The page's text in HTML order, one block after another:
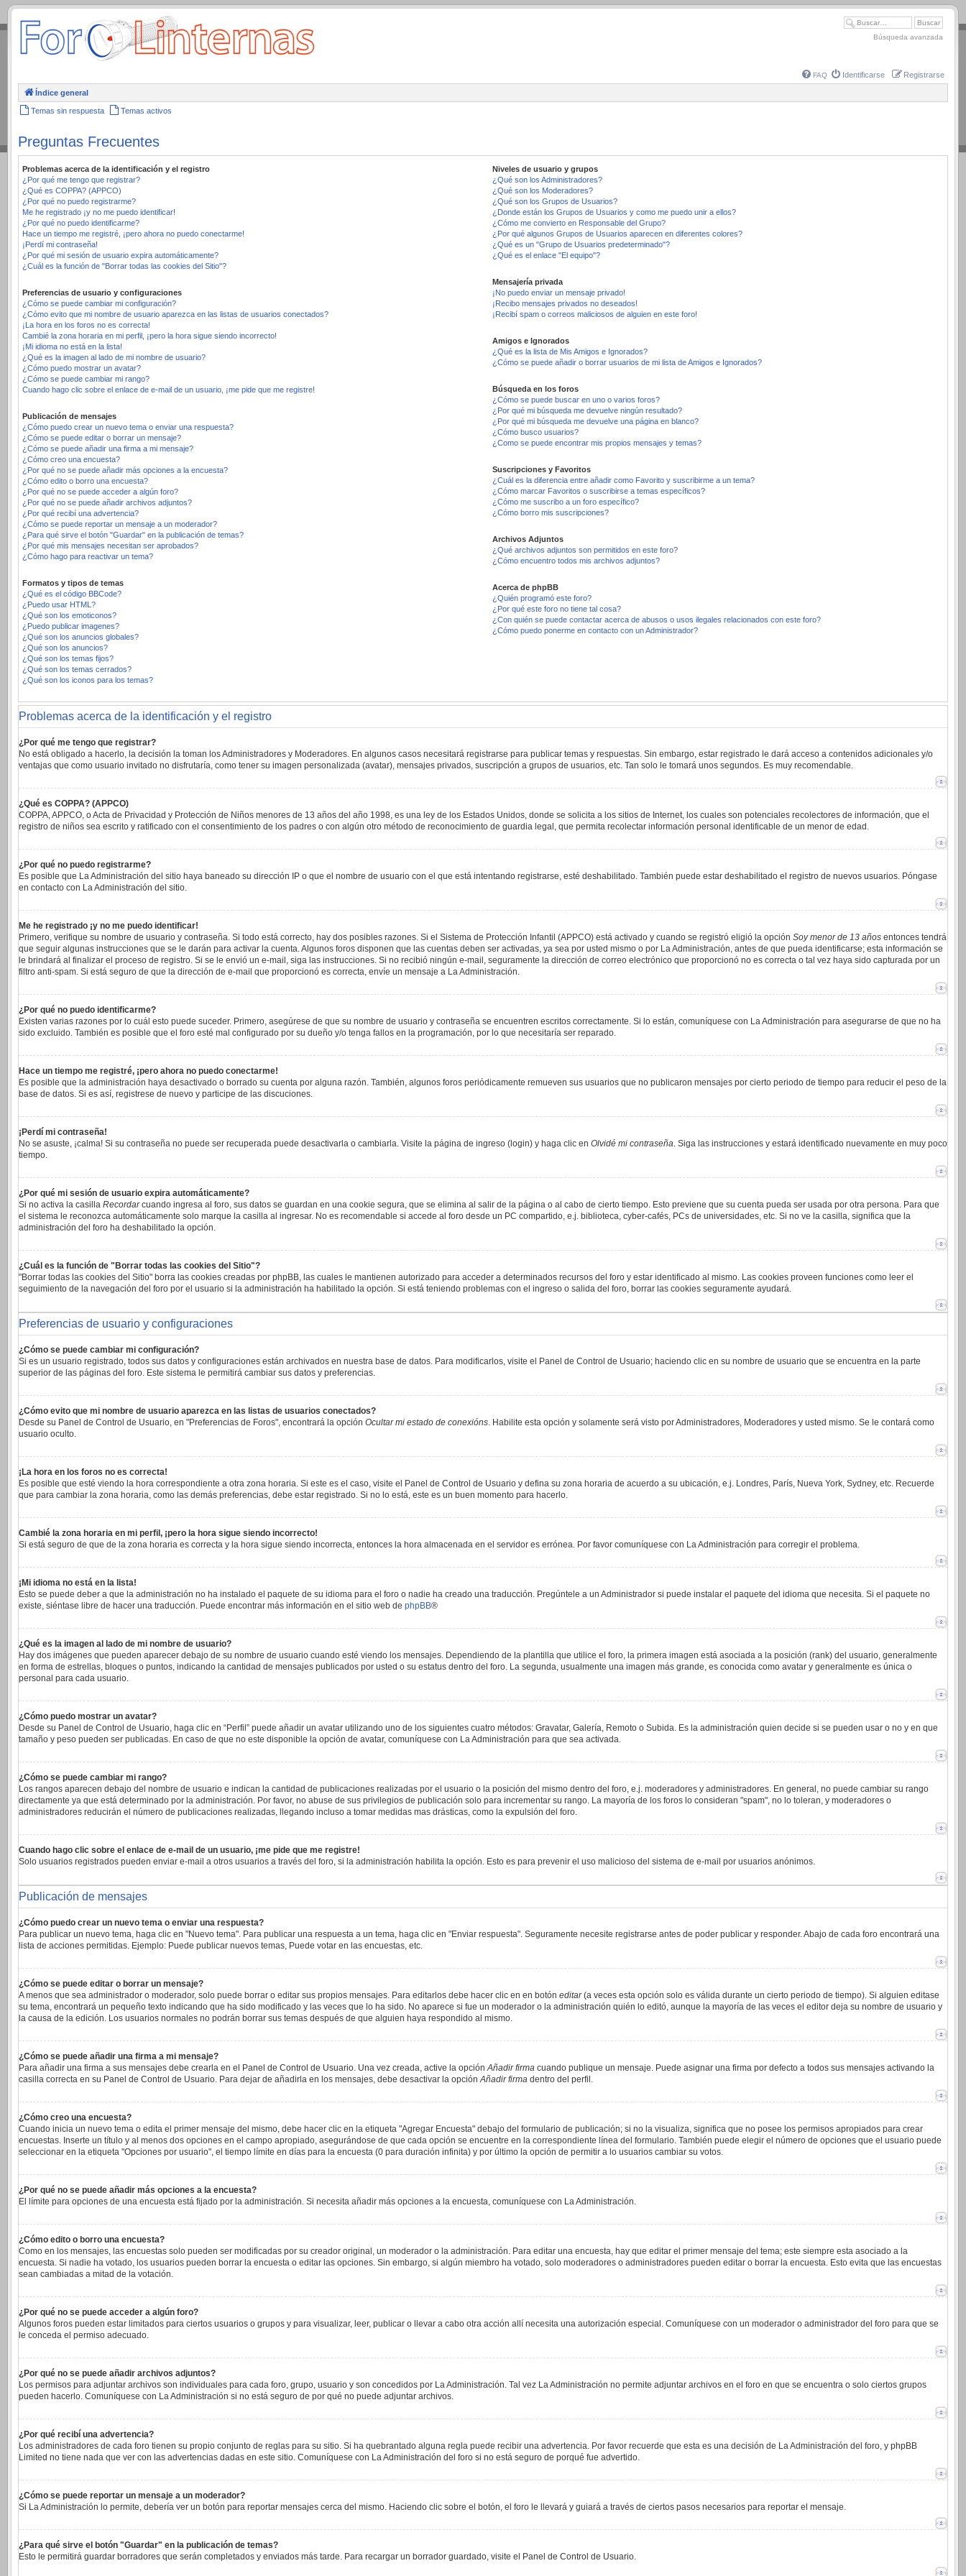
.
Búsqueda avanzada
FAQ Identificarse Registrarse
Índice general
Temas sin respuesta Temas activos
Preguntas Frecuentes
Problemas acerca de la identificación y el registro
¿Por qué me tengo que registrar?
¿Qué es COPPA? (APPCO)
¿Por qué no puedo registrarme?
Me he registrado ¡y no me puedo identificar!
¿Por qué no puedo identificarme?
Hace un tiempo me registré, ¡pero ahora no puedo conectarme!
¡Perdí mi contraseña!
¿Por qué mi sesión de usuario expira automáticamente?
¿Cuál es la función de "Borrar todas las cookies del Sitio"?
Preferencias de usuario y configuraciones
¿Cómo se puede cambiar mi configuración?
¿Cómo evito que mi nombre de usuario aparezca en las listas de usuarios conectados?
¡La hora en los foros no es correcta!
Cambié la zona horaria en mi perfil, ¡pero la hora sigue siendo incorrecto!
¡Mi idioma no está en la lista!
¿Qué es la imagen al lado de mi nombre de usuario?
¿Cómo puedo mostrar un avatar?
¿Cómo se puede cambiar mi rango?
Cuando hago clic sobre el enlace de e-mail de un usuario, ¡me pide que me registre!
Publicación de mensajes
¿Cómo puedo crear un nuevo tema o enviar una respuesta?
¿Cómo se puede editar o borrar un mensaje?
¿Cómo se puede añadir una firma a mi mensaje?
¿Cómo creo una encuesta?
¿Por qué no se puede añadir más opciones a la encuesta?
¿Cómo edito o borro una encuesta?
¿Por qué no se puede acceder a algún foro?
¿Por qué no se puede añadir archivos adjuntos?
¿Por qué recibí una advertencia?
¿Cómo se puede reportar un mensaje a un moderador?
¿Para qué sirve el botón "Guardar" en la publicación de temas?
¿Por qué mis mensajes necesitan ser aprobados?
¿Cómo hago para reactivar un tema?
Formatos y tipos de temas
¿Qué es el código BBCode?
¿Puedo usar HTML?
¿Qué son los emoticonos?
¿Puedo publicar imagenes?
¿Qué son los anuncios globales?
¿Qué son los anuncios?
¿Qué son los temas fijos?
¿Qué son los temas cerrados?
¿Qué son los iconos para los temas?
Niveles de usuario y grupos
¿Qué son los Administradores?
¿Qué son los Moderadores?
¿Qué son los Grupos de Usuarios?
¿Donde están los Grupos de Usuarios y como me puedo unir a ellos?
¿Cómo me convierto en Responsable del Grupo?
¿Por qué algunos Grupos de Usuarios aparecen en diferentes colores?
¿Qué es un "Grupo de Usuarios predeterminado"?
¿Qué es el enlace "El equipo"?
Mensajería privada
¡No puedo enviar un mensaje privado!
¡Recibo mensajes privados no deseados!
¡Recibí spam o correos maliciosos de alguien en este foro!
Amigos e Ignorados
¿Qué es la lista de Mis Amigos e Ignorados?
¿Cómo se puede añadir o borrar usuarios de mi lista de Amigos e Ignorados?
Búsqueda en los foros
¿Cómo se puede buscar en uno o varios foros?
¿Por qué mi búsqueda me devuelve ningún resultado?
¿Por qué mi búsqueda me devuelve una página en blanco?
¿Cómo busco usuarios?
¿Como se puede encontrar mis propios mensajes y temas?
Suscripciones y Favoritos
¿Cuál es la diferencia entre añadir como Favorito y suscribirme a un tema?
¿Cómo marcar Favoritos o suscribirse a temas específicos?
¿Cómo me suscribo a un foro específico?
¿Cómo borro mis suscripciones?
Archivos Adjuntos
¿Qué archivos adjuntos son permitidos en este foro?
¿Cómo encuentro todos mis archivos adjuntos?
Acerca de phpBB
¿Quién programó este foro?
¿Por qué este foro no tiene tal cosa?
¿Con quién se puede contactar acerca de abusos o usos ilegales relacionados con este foro?
¿Cómo puedo ponerme en contacto con un Administrador?
Problemas acerca de la identificación y el registro
¿Por qué me tengo que registrar?
No está obligado a hacerlo, la decisión la toman los Administradores y Moderadores. En algunos casos necesitará registrarse para publicar temas y respuestas. Sin embargo, estar registrado le dará acceso a contenidos adicionales y/o
ventajas que como usuario invitado no disfrutaría, como tener su imagen personalizada (avatar), mensajes privados, suscripción a grupos de usuarios, etc. Tan solo le tomará unos segundos. Es muy recomendable.
¿Qué es COPPA? (APPCO)
COPPA, APPCO, o Acta de Privacidad y Protección de Niños menores de 13 años del año 1998, es una ley de los Estados Unidos, donde se solicita a los sitios de Internet, los cuales son potenciales recolectores de información, que el
registro de niños sea escrito y ratificado con el consentimiento de los padres o con algún otro método de reconocimiento de guardia legal, que permita recolectar información personal identificable de un menor de edad.
¿Por qué no puedo registrarme?
Es posible que La Administración del sitio haya baneado su dirección IP o que el nombre de usuario con el que está intentando registrarse, esté deshabilitado. También puede estar deshabilitado el registro de nuevos usuarios. Póngase
en contacto con La Administración del sitio.
Me he registrado ¡y no me puedo identificar!
Primero, verifique su nombre de usuario y contraseña. Si todo está correcto, hay dos posibles razones. Si el Sistema de Protección Infantil (APPCO) está activado y cuando se registró eligió la opción Soy menor de 13 años entonces tendrá
que seguir algunas instrucciones que se le darán para activar la cuenta. Algunos foros disponen que las cuentas deben ser activadas, ya sea por usted mismo o por La Administración, antes de que pueda identificarse; esta información se
le brindará al finalizar el proceso de registro. Si se le envió un e-mail, siga las instrucciones. Si no recibió ningún e-mail, seguramente la dirección de correo electrónico que proporcionó no es correcta o tal vez haya sido capturada por un
filtro anti-spam. Si está seguro de que la dirección de e-mail que proporcionó es correcta, envíe un mensaje a La Administración.
¿Por qué no puedo identificarme?
Existen varias razones por lo cuál esto puede suceder. Primero, asegúrese de que su nombre de usuario y contraseña se encuentren escritos correctamente. Si lo están, comuníquese con La Administración para asegurarse de que no ha
sido excluido. También es posible que el foro esté mal configurado por su dueño y/o tenga fallos en la programación, por lo que necesitaría ser reparado.
Hace un tiempo me registré, ¡pero ahora no puedo conectarme!
Es posible que la administración haya desactivado o borrado su cuenta por alguna razón. También, algunos foros periódicamente remueven sus usuarios que no publicaron mensajes por cierto periodo de tiempo para reducir el peso de la
base de datos. Si es así, registrese de nuevo y participe de las discuciones.
¡Perdí mi contraseña!
No se asuste, ¡calma! Si su contraseña no puede ser recuperada puede desactivarla o cambiarla. Visite la página de ingreso (login) y haga clic en Olvidé mi contraseña. Siga las instrucciones y estará identificado nuevamente en muy poco
tiempo.
¿Por qué mi sesión de usuario expira automáticamente?
Si no activa la casilla Recordarcuando ingresa al foro, sus datos se guardan en una cookie segura, que se elimina al salir de la página o al cabo de cierto tiempo. Esto previene que su cuenta pueda ser usada por otra persona. Para que
el sistema le reconozca automáticamente solo marque la casilla al ingresar. No es recomendable si accede al foro desde un PC compartido, e.j. biblioteca, cyber-cafés, PCs de universidades, etc. Si no ve la casilla, significa que la
administración del foro ha deshabilitado la opción.
¿Cuál es la función de "Borrar todas las cookies del Sitio"?
"Borrar todas las cookies del Sitio" borra las cookies creadas por phpBB, las cuales le mantienen autorizado para acceder a determinados recursos del foro y estar identificado al mismo. Las cookies proveen funciones como leer el
seguimiento de la navegación del foro por el usuario si la administración ha habilitado la opción. Si está teniendo problemas con el ingreso o salida del foro, borrar las cookies seguramente ayudará.
Preferencias de usuario y configuraciones
¿Cómo se puede cambiar mi configuración?
Si es un usuario registrado, todos sus datos y configuraciones están archivados en nuestra base de datos. Para modificarlos, visite el Panel de Control de Usuario; haciendo clic en su nombre de usuario que se encuentra en la parte
superior de las páginas del foro. Este sistema le permitirá cambiar sus datos y preferencias.
¿Cómo evito que mi nombre de usuario aparezca en las listas de usuarios conectados?
Desde su Panel de Control de Usuario, en "Preferencias de Foros", encontrará la opción Ocultar mi estado de conexións. Habilite esta opción y solamente será visto por Administradores, Moderadores y usted mismo. Se le contará como
usuario oculto.
¡La hora en los foros no es correcta!
Es posible que esté viendo la hora correspondiente a otra zona horaria. Si este es el caso, visite el Panel de Control de Usuario y defina su zona horaria de acuerdo a su ubicación, e.j. Londres, París, Nueva York, Sydney, etc. Recuerde
que para cambiar la zona horaria, como las demás preferencias, debe estar registrado. Si no lo está, este es un buen momento para hacerlo.
Cambié la zona horaria en mi perfil, ¡pero la hora sigue siendo incorrecto!
Si está seguro de que de la zona horaria es correcta y la hora sigue siendo incorrecta, entonces la hora almacenada en el servidor es errónea. Por favor comuníquese con La Administración para corregir el problema.
¡Mi idioma no está en la lista!
Esto se puede deber a que la administración no ha instalado el paquete de su idioma para el foro o nadie ha creado una traducción. Pregúntele a un Administrador si puede instalar el paquete del idioma que necesita. Si el paquete no
existe, siéntase libre de hacer una traducción. Puede encontrar más información en el sitio web de phpBB®
¿Qué es la imagen al lado de mi nombre de usuario?
Hay dos imágenes que pueden aparecer debajo de su nombre de usuario cuando esté viendo los mensajes. Dependiendo de la plantilla que utilice el foro, la primera imagen está asociada a la posición (rank) del usuario, generalmente
en forma de estrellas, bloques o puntos, indicando la cantidad de mensajes publicados por usted o su estatus dentro del foro. La segunda, usualmente una imagen más grande, es conocida como avatar y generalmente es única o
personal para cada usuario.
¿Cómo puedo mostrar un avatar?
Desde su Panel de Control de Usuario, haga clic en “Perfil” puede añadir un avatar utilizando uno de los siguientes cuatro métodos: Gravatar, Galería, Remoto o Subida. Es la administración quien decide si se pueden usar o no y en que
tamaño y peso pueden ser publicadas. En caso de que no este disponible la opción de avatar, comuníquese con La Administración para que sea activada.
¿Cómo se puede cambiar mi rango?
Los rangos aparecen debajo del nombre de usuario e indican la cantidad de publicaciones realizadas por el usuario o la posición del mismo dentro del foro, e.j. moderadores y administradores. En general, no puede cambiar su rango
directamente ya que está determinado por la administración. Por favor, no abuse de sus privilegios de publicación solo para incrementar su rango. La mayoría de los foros lo consideran "spam", no lo toleran, y moderadores o
administradores reducirán el número de publicaciones realizadas, llegando incluso a tomar medidas mas drásticas, como la expulsión del foro.
Cuando hago clic sobre el enlace de e-mail de un usuario, ¡me pide que me registre!
Solo usuarios registrados pueden enviar e-mail a otros usuarios a través del foro, si la administración habilita la opción. Esto es para prevenir el uso malicioso del sistema de e-mail por usuarios anónimos.
Publicación de mensajes
¿Cómo puedo crear un nuevo tema o enviar una respuesta?
Para publicar un nuevo tema, haga clic en "Nuevo tema". Para publicar una respuesta a un tema, haga clic en "Enviar respuesta". Seguramente necesite registrarse antes de poder publicar y responder. Abajo de cada foro encontrará una
lista de acciones permitidas. Ejemplo: Puede publicar nuevos temas, Puede votar en las encuestas, etc.
¿Cómo se puede editar o borrar un mensaje?
A menos que sea administrador o moderador, solo puede borrar o editar sus propios mensajes. Para editarlos debe hacer clic en en botón editar(a veces esta opción solo es válida durante un cierto periodo de tiempo). Si alguien editase
su tema, encontrará un pequeño texto indicando que ha sido modificado y las veces que lo ha sido. No aparece si fue un moderador o la administración quién lo editó, aunque la mayoría de las veces el editor deja su nombre de usuario y
la causa de la edición. Los usuarios normales no podrán borrar sus temas después de que alguien haya respondido al mismo.
¿Cómo se puede añadir una firma a mi mensaje?
Para añadir una firma a sus mensajes debe crearla en el Panel de Control de Usuario. Una vez creada, active la opciónAñadir firma cuando publique un mensaje. Puede asignar una firma por defecto a todos sus mensajes activando la
casilla correcta en su Panel de Control de Usuario. Para dejar de añadirla en los mensajes, debe desactivar la opciónAñadir firma dentro del perfil.
¿Cómo creo una encuesta?
Cuando inicia un nuevo tema o edita el primer mensaje del mismo, debe hacer clic en la etiqueta "Agregar Encuesta" debajo del formulario de publicación; si no la visualiza, significa que no posee los permisos apropiados para crear
encuestas. Inserte un título y al menos dos opciones en el campo apropiado, asegurándose de que cada opción se encuentre en la correspondiente línea del formulario. También puede elegir el número de opciones que el usuario puede
seleccionar en la etiqueta "Opciones por usuario", el tiempo límite en días para la encuesta (0 para duración infinita) y por último la opción de permitir a lo usuarios cambiar su votos.
¿Por qué no se puede añadir más opciones a la encuesta?
El límite para opciones de una encuesta está fijado por la administración. Si necesita añadir más opciones a la encuesta, comuníquese con La Administración.
¿Cómo edito o borro una encuesta?
Como en los mensajes, las encuestas solo pueden ser modificadas por su creador original, un moderador o la administración. Para editar una encuesta, hay que editar el primer mensaje del tema; este siempre esta asociado a la
encuesta. Si nadie ha votado, los usuarios pueden borrar la encuesta o editar las opciones. Sin embargo, si algún miembro ha votado, solo moderadores o administradores pueden editar o borrar la encuesta. Esto evita que las encuestas
sean cambiadas a mitad de la votación.
¿Por qué no se puede acceder a algún foro?
Algunos foros pueden estar limitados para ciertos usuarios o grupos y para visualizar, leer, publicar o llevar a cabo otra acción allí necesita una autorización especial. Comuníquese con un moderador o administrador del foro para que se
le conceda el permiso adecuado.
¿Por qué no se puede añadir archivos adjuntos?
Los permisos para adjuntar archivos son individuales para cada foro, grupo, usuario y son concedidos por La Administración. Tal vez La Administración no permite adjuntar archivos en el foro en que se encuentra o solo ciertos grupos
pueden hacerlo. Comuníquese con La Administración si no está seguro de por qué no puede adjuntar archivos.
¿Por qué recibí una advertencia?
Los administradores de cada foro tienen su propio conjunto de reglas para su sitio. Si ha quebrantado alguna regla puede recibir una advertencia. Por favor recuerde que esta es una decisión de La Administración del foro, y phpBB
Limited no tiene nada que ver con las advertencias dadas en este sitio. Comuníquese con La Administración del foro si no está seguro de porqué fue advertido.
¿Cómo se puede reportar un mensaje a un moderador?
Si La Administración lo permite, debería ver un botón para reportar mensajes cerca del mismo. Haciendo clic sobre el botón, el foro le llevará y guiará a través de ciertos pasos necesarios para reportar el mensaje.
¿Para qué sirve el botón "Guardar" en la publicación de temas?
Esto le permitirá guardar borradores que serán completados y enviados más tarde. Para recargar un borrador guardado, visite el Panel de Control de Usuario.